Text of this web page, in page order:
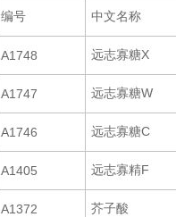
编号 中文名称
A1748 远志寡糖X
A1747 远志寡糖W
A1746 远志寡糖C
A1405 远志寡精F
A1372 芥子酸